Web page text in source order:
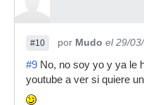
#10 por Mudo el 29/
#9 No, no soy yo y ya le
youtube a ver si quiere